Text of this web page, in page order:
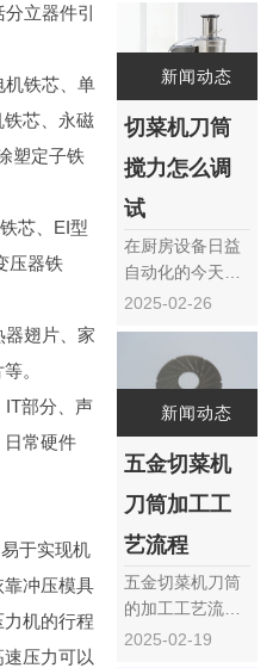
立器件引
机铁芯、单
芯、永磁
塑定子铁
芯、EI型
压器铁
器翅片、家
。
IT部分、声
日常硬件
于实现机
冲压模具
机的行程
压力可以
能力，成为了现
代厨房不可或缺
的一员。它不仅
能够将食材迅速
转化为均匀细腻
的丝状或片状，
更在提升烹饪效
率与菜品美观度
用。本文将深入
探讨……
新闻动态
切菜机刀筒
搅力怎么调
试
在厨房设备日益
自动化的今天，
切菜机作为餐
加工厂的得力助
手，其工作效率
与安全性显得尤
搅力作为切菜机
之一，直接影响
着食材的切割效
果与机器的使用
寿命。正确调试
切菜机……
2025-02-26
新闻动态
五金切菜机
刀筒加工工
艺流程
五金切菜机刀筒
的加工工艺流程
主要包括以下几
2025-02-19